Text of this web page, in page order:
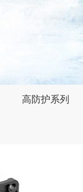
高防护系列